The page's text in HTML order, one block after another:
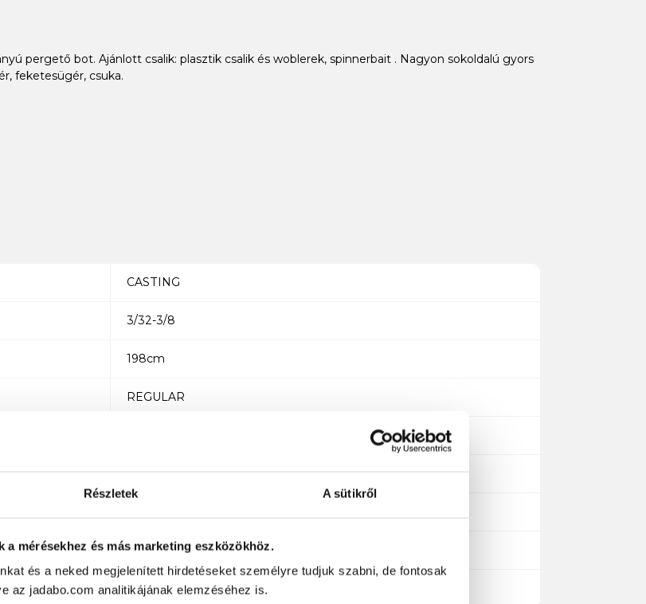
Részletek A sütikről
mérésekhez és más marketing eszközökhöz.
és a neked megjelenített hirdetéseket személyre tudjuk szabni, de fontosak
az jadabo.com analitikájának elemzéséhez is.
pergető bot. Ajánlott csalik: plasztik csalik és woblerek, spinnerbait . Nagyon sokoldalú gyors
feketesügér, csuka.
CASTING
3/32-3/8
198cm
REGULAR
94g
198cm
LIGHT